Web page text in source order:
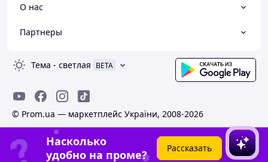
О нас
Партнеры
Тема - светлая BETA
© Prom.ua — маркетплейс України, 2008-2026
Насколько
удобно на проме?
Рассказать